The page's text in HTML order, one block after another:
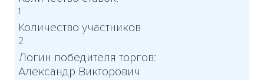
1
Количество участников
2
Логин победителя торгов:
Александр Викторович